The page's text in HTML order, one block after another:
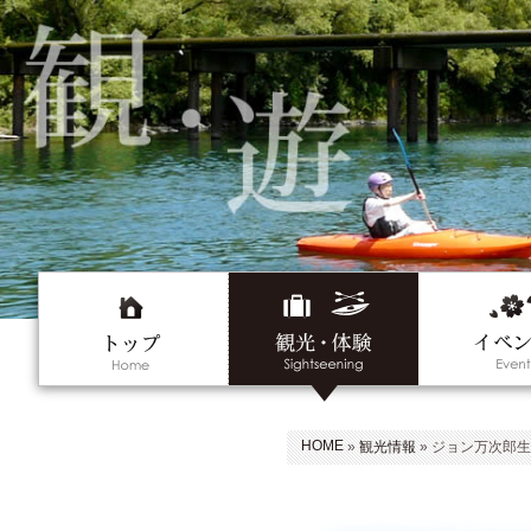
HOME»観光情報» ジョン万次郎